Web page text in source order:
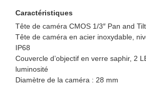
Caractéristiques
Tête de caméra CMOS 1/3″ Pan and
Tête de caméra en acier inoxydable,
IP68
Couvercle d’objectif en verre saphir, 2
luminosité
Diamètre de la caméra : 28 mm